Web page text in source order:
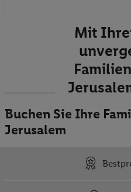
Mit
Buchen Sie Ihre
Jerusalem